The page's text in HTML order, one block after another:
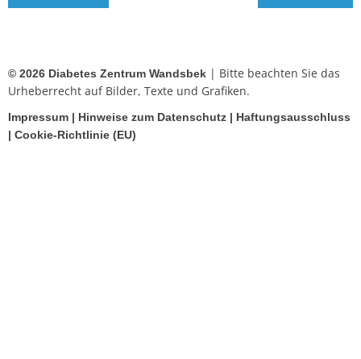
© 2026 Diabetes Zentrum Wandsbek | Bitte beachten Sie das
Urheberrecht auf Bilder, Texte und Grafiken.
Impressum | Hinweise zum Datenschutz | Haftungsausschluss
| Cookie-Richtlinie (EU)